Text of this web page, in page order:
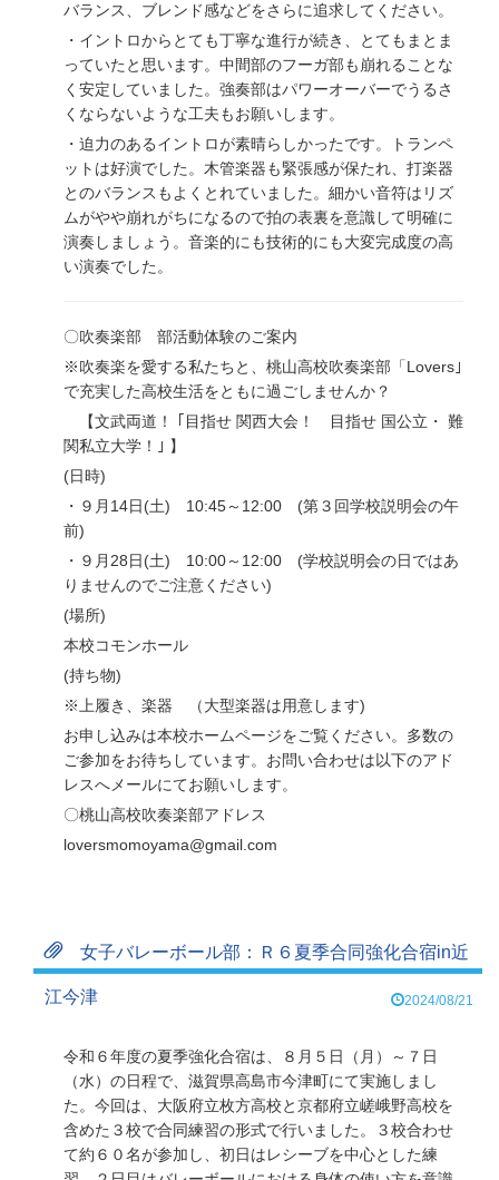
バランス、ブレンド感などをさらに追求してください。
・イントロからとても丁寧な進行が続き、とてもまとま
っていたと思います。中間部のフーガ部も崩れることな
く安定していました。強奏部はパワーオーバーでうるさ
くならないような工夫もお願いします。
・迫力のあるイントロが素晴らしかったです。トランペ
ットは好演でした。木管楽器も緊張感が保たれ、打楽器
とのバランスもよくとれていました。細かい音符はリズ
ムがやや崩れがちになるので拍の表裏を意識して明確に
演奏しましょう。音楽的にも技術的にも大変完成度の高
い演奏でした。
〇吹奏楽部 部活動体験のご案内
※吹奏楽を愛する私たちと、桃山高校吹奏楽部「Lovers｣
で充実した高校生活をともに過ごしませんか？
【文武両道！ ｢目指せ 関西大会！ 目指せ 国公立・ 難
関私立大学！｣ 】
(日時)
・９月14日(土) 10:45～12:00 (第３回学校説明会の午
前)
・９月28日(土) 10:00～12:00 (学校説明会の日ではあ
りませんのでご注意ください)
(場所)
本校コモンホール
(持ち物)
※上履き、楽器 （大型楽器は用意します)
お申し込みは本校ホームページをご覧ください。多数の
ご参加をお待ちしています。お問い合わせは以下のアド
レスへメールにてお願いします。
〇桃山高校吹奏楽部アドレス
loversmomoyama@gmail.com
女子バレーボール部：Ｒ６夏季合同強化合宿in近
江今津 2024/08/21
令和６年度の夏季強化合宿は、８月５日（月）～７日
（水）の日程で、滋賀県高島市今津町にて実施しまし
た。今回は、大阪府立枚方高校と京都府立嵯峨野高校を
含めた３校で合同練習の形式で行いました。３校合わせ
て約６０名が参加し、初日はレシーブを中心とした練